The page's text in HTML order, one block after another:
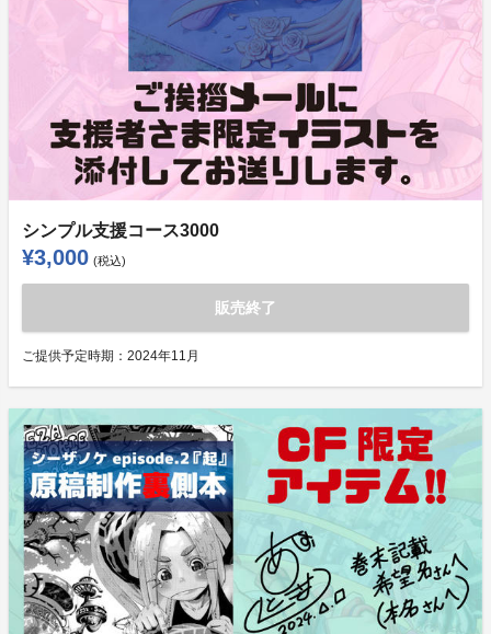
シンプル支援コース3000
¥3,000 (税込)
販売終了
ご提供予定時期： 2024年11月